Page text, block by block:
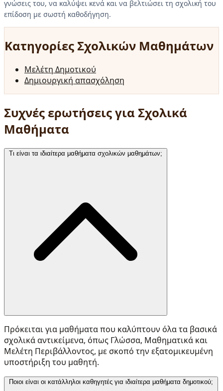
γνώσεις του, να καλύψει κενά και να βελτιώσει τη σχολική του
επίδοση με σωστή καθοδήγηση.
Κατηγορίες Σχολικών Μαθημάτων
Μελέτη Δημοτικού
Δημιουργική απασχόληση
Συχνές ερωτήσεις για Σχολικά
Μαθήματα
Τι είναι τα ιδιαίτερα μαθήματα σχολικών μαθημάτων;
Πρόκειται για μαθήματα που καλύπτουν όλα τα βασικά
σχολικά αντικείμενα, όπως Γλώσσα, Μαθηματικά και
Μελέτη Περιβάλλοντος, με σκοπό την εξατομικευμένη
υποστήριξη του μαθητή.
Ποιοι είναι οι κατάλληλοι καθηγητές για ιδιαίτερα μαθήματα δημοτικού;